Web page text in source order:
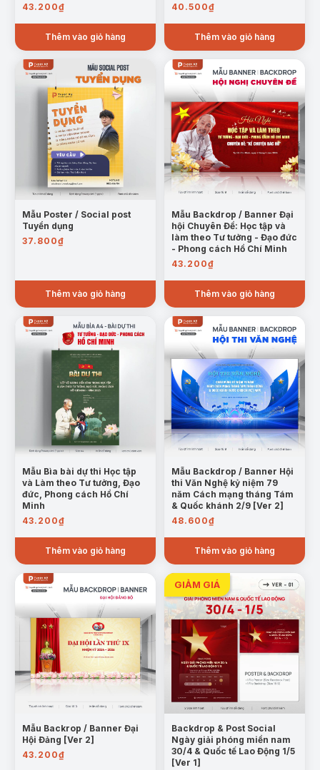
43.200₫
Thêm vào giỏ hàng
40.500₫
Thêm vào giỏ hàng
Mẫu Poster / Social post
Tuyển dụng
37.800₫
Thêm vào giỏ hàng
Mẫu Backdrop / Banner Đại
hội Chuyên Đề: Học tập và
làm theo Tư tưởng - Đạo đức
- Phong cách Hồ Chí Minh
43.200₫
Thêm vào giỏ hàng
Mẫu Bìa bài dự thi Học tập
và Làm theo Tư tưởng, Đạo
đức, Phong cách Hồ Chí
Minh
43.200₫
Thêm vào giỏ hàng
Mẫu Backdrop / Banner Hội
thi Văn Nghệ kỷ niệm 79
năm Cách mạng tháng Tám
& Quốc khánh 2/9 [Ver 2]
48.600₫
Thêm vào giỏ hàng
Mẫu Backrop / Banner Đại
Hội Đảng [Ver 2]
43.200₫
Backdrop & Post Social
Ngày giải phóng miền nam
30/4 & Quốc tế Lao Động 1/5
[Ver 1]